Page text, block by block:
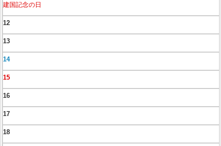
建国記念の日
12
13
14
15
16
17
18